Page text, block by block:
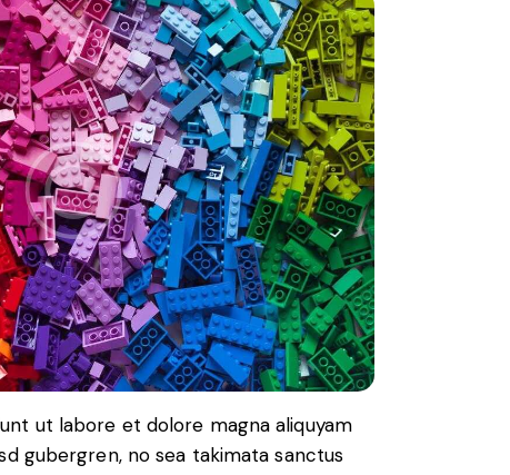
ut labore et dolore magna aliquyam
gubergren, no sea takimata sanctus